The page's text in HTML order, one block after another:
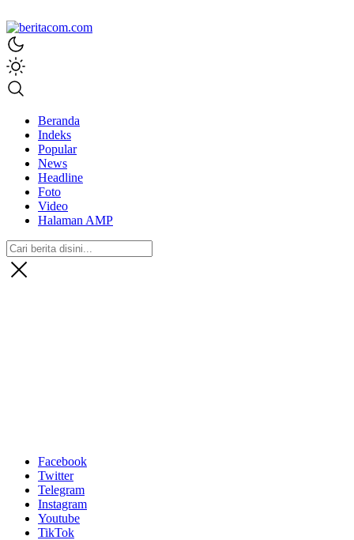
beritacom.com
bestnews
Beranda
Indeks
Popular
News
Headline
Foto
Video
Halaman AMP
Facebook
Twitter
Telegram
Instagram
Youtube
TikTok